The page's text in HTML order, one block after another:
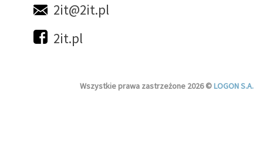
2it@2it.pl
2it.pl
Wszystkie prawa zastrzeżone 2026 ©LOGON S.A.